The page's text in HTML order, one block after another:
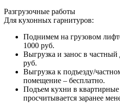
Разгрузочные работы
Для кухонных гарнитуров:
Поднимем на грузовом
1000 руб.
Выгрузка и занос в
руб.
Выгрузка к подъезду/
помещение – бесплатно.
Подъем кухни в
просчитывается заранее